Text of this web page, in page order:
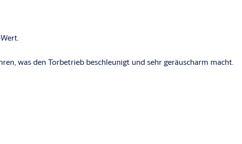
was den Torbetrieb beschleunigt und sehr geräuscharm macht.